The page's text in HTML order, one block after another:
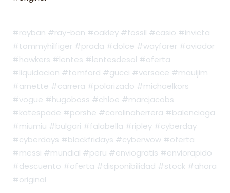
#rayban #ray-ban #oakley #fossil #casio #invicta
#tommyhilfiger #prada #dolce #wayfarer #aviador
#hawkers #lentes #lentesdesol #oferta
#liquidacion #tomford #gucci #versace #mauijim
#arnette #carrera #polarizado #michaelkors
#vogue #hugoboss #chloe #marcjacobs
#katespade #porshe #carolinaherrera #balenciaga
#miumiu #bulgari #falabella #ripley #cyberday
#cyberdays #blackfridays #cyberwow #oferta
#messi #mundial #peru #enviogratis #enviorapido
#descuento #oferta #disponibilidad #stock #ahora
#original